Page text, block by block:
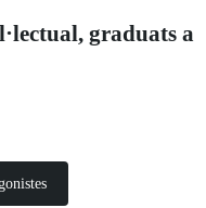
graduats a